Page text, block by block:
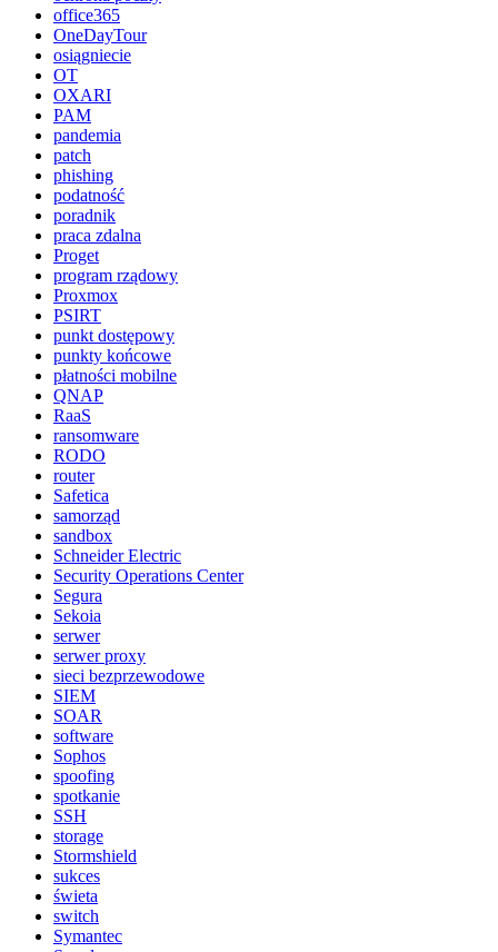
office365
OneDayTour
osiągniecie
OT
OXARI
PAM
pandemia
patch
phishing
podatność
poradnik
praca zdalna
Proget
program rządowy
Proxmox
PSIRT
punkt dostępowy
punkty końcowe
płatności mobilne
QNAP
RaaS
ransomware
RODO
router
Safetica
samorząd
sandbox
Schneider Electric
Security Operations Center
Segura
Sekoia
serwer
serwer proxy
sieci bezprzewodowe
SIEM
SOAR
software
Sophos
spoofing
spotkanie
SSH
storage
Stormshield
sukces
świeta
switch
Symantec